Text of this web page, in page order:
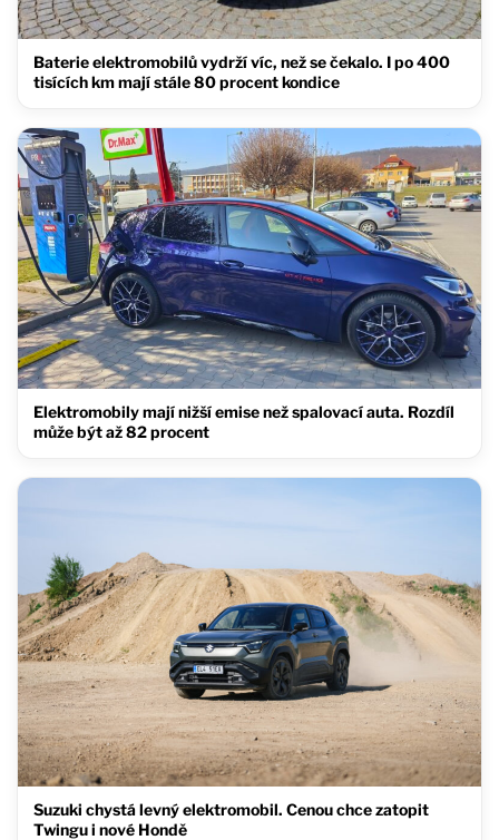
Baterie elektromobilů vydrží víc, než se čekalo. I po 400
tisících km mají stále 80 procent kondice
Elektromobily mají nižší emise než spalovací auta. Rozdíl
může být až 82 procent
Suzuki chystá levný elektromobil. Cenou chce zatopit
Twingu i nové Hondě